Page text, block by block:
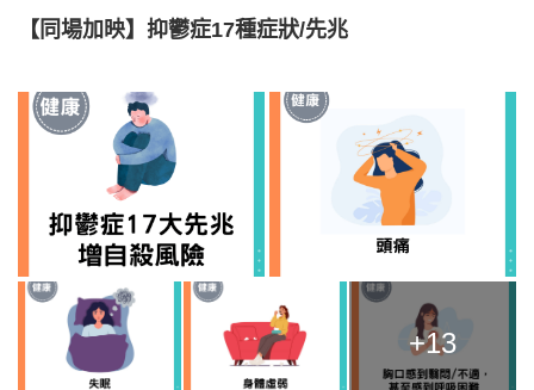
【同場加映】抑鬱症17種症狀/先兆
+13